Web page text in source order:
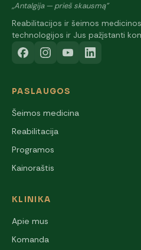
„Antalgija — prieš skausmą"
Reabilitacijos ir šeimos
technologijos ir Jus pažįstanti
PASLAUGOS
Šeimos medicina
Reabilitacija
Programos
Kainoraštis
KLINIKA
Apie mus
Komanda